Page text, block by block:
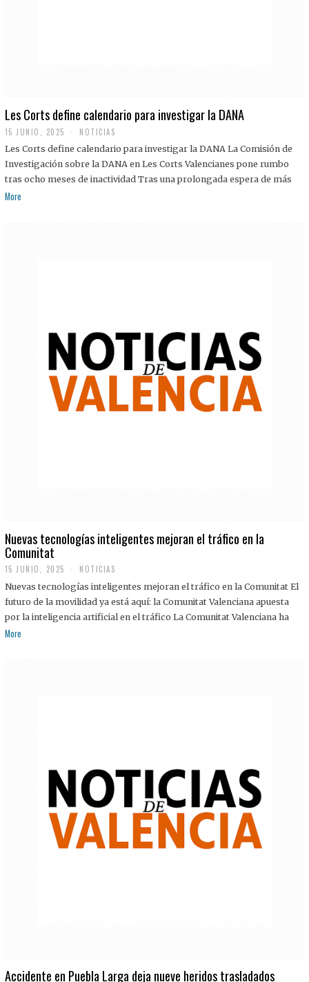
Les Corts define calendario para investigar la DANA
15 JUNIO, 2025 NOTICIAS
Les Corts define calendario para investigar la DANA La Comisión de
Investigación sobre la DANA en Les Corts Valencianes pone rumbo
tras ocho meses de inactividad Tras una prolongada espera de más
More
Nuevas tecnologías inteligentes mejoran el tráfico en la
Comunitat
15 JUNIO, 2025 NOTICIAS
Nuevas tecnologías inteligentes mejoran el tráfico en la Comunitat El
futuro de la movilidad ya está aquí: la Comunitat Valenciana apuesta
por la inteligencia artificial en el tráfico La Comunitat Valenciana ha
More
Accidente en Puebla Larga deja nueve heridos trasladados